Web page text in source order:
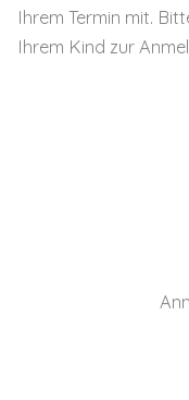
Ihrem Termin mit.
Ihrem Kind zur